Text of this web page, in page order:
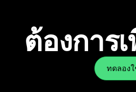
ต้องการ
ทดลอง